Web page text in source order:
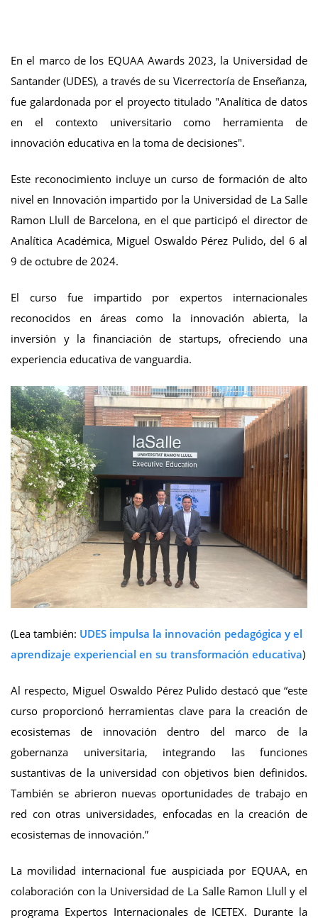
En el marco de los EQUAA Awards 2023, la Universidad de
Santander (UDES), a través de su Vicerrectoría de Enseñanza,
fue galardonada por el proyecto titulado "Analítica de datos
en el contexto universitario como herramienta de
innovación educativa en la toma de decisiones".
Este reconocimiento incluye un curso de formación de alto
nivel en Innovación impartido por la Universidad de La Salle
Ramon Llull de Barcelona, en el que participó el director de
Analítica Académica, Miguel Oswaldo Pérez Pulido, del 6 al
9 de octubre de 2024.
El curso fue impartido por expertos internacionales
reconocidos en áreas como la innovación abierta, la
inversión y la financiación de startups, ofreciendo una
experiencia educativa de vanguardia.
(Lea también: UDES impulsa la innovación pedagógica y el
aprendizaje experiencial en su transformación educativa)
Al respecto, Miguel Oswaldo Pérez Pulido destacó que “este
curso proporcionó herramientas clave para la creación de
ecosistemas de innovación dentro del marco de la
gobernanza universitaria, integrando las funciones
sustantivas de la universidad con objetivos bien definidos.
También se abrieron nuevas oportunidades de trabajo en
red con otras universidades, enfocadas en la creación de
ecosistemas de innovación.”
La movilidad internacional fue auspiciada por EQUAA, en
colaboración con la Universidad de La Salle Ramon Llull y el
programa Expertos Internacionales de ICETEX. Durante la